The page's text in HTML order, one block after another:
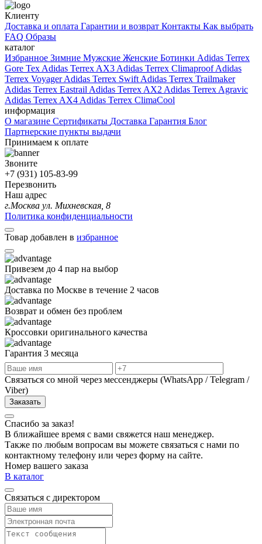
Клиенту
Доставка и оплата Гарантии и возврат Контакты Как выбрать
FAQ Образы
каталог
Избранное Зимние Мужские Женские Ботинки Adidas Terrex
Gore Tex Adidas Terrex AX3 Adidas Terrex ClimaproofAdidas
Terrex VoyagerAdidas Terrex Swift Adidas Terrex Trailmaker
Adidas Terrex Eastrail Adidas Terrex AX2 Adidas Terrex Agravic
Adidas Terrex AX4 Adidas Terrex ClimaCool
информация
О магазине Сертификаты Доставка Гарантия Блог
Партнерские пункты выдачи
Принимаем к оплате
Звоните
+7 (931) 105-83-99
Перезвонить
Наш адрес
г.Москва ул. Михневская, 8
Политика конфиденциальности
Товар добавлен в избранное
Привезем до 4 пар на выбор
Доставка по Москве в течение 2 часов
Возврат и обмен без проблем
Кроссовки оригинального качества
Гарантия 3 месяца
Связаться со мной через мессенджеры (WhatsApp / Telegram /
Viber)
Заказать
Спасибо за заказ!
В ближайшее время с вами свяжется наш менеджер.
Также по любым вопросам вы можете связаться с нами по
контактному телефону или через форму на сайте.
Номер вашего заказа
В каталог
Связаться с директором